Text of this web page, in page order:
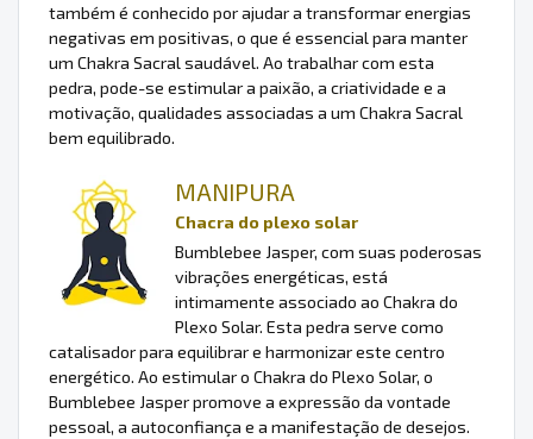
também é conhecido por ajudar a transformar energias
negativas em positivas, o que é essencial para manter
um Chakra Sacral saudável. Ao trabalhar com esta
pedra, pode-se estimular a paixão, a criatividade e a
motivação, qualidades associadas a um Chakra Sacral
bem equilibrado.
MANIPURA
Chacra do plexo solar
Bumblebee Jasper, com suas poderosas
vibrações energéticas, está
intimamente associado ao Chakra do
Plexo Solar. Esta pedra serve como
catalisador para equilibrar e harmonizar este centro
energético. Ao estimular o Chakra do Plexo Solar, o
Bumblebee Jasper promove a expressão da vontade
pessoal, a autoconfiança e a manifestação de desejos.